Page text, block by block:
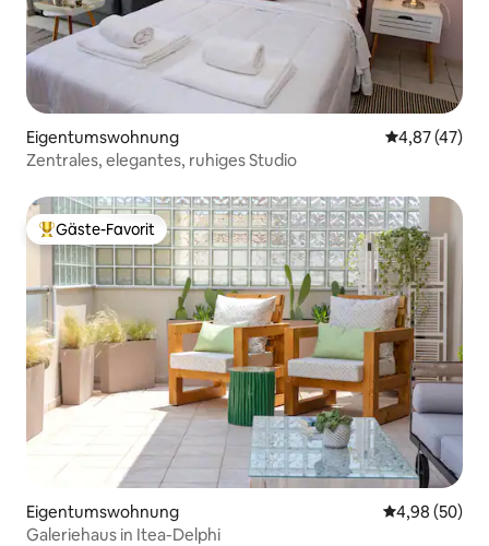
Eigentumswohnung
4,87 (47)
Zentrales, elegantes, ruhiges Studio
Beliebter Gäste-Favorit.
Gäste-Favorit
Eigentumswohnung
4,98 (50)
Galeriehaus in Itea-Delphi